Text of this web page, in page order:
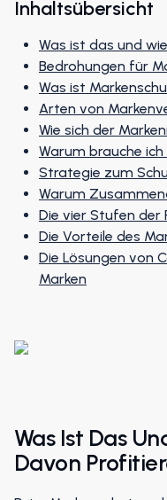
Inhaltsübersicht
Was ist das und
Bedrohungen für
Was ist
Arten von
Wie sich der
Warum brauche ich
Strategie zum
Warum
Die vier Stufen der
Die Vorteile des
Die Lösungen von
Was Ist Das
Davon